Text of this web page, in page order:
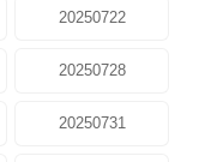
20250722
20250728
20250731